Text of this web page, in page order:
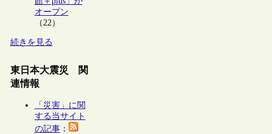
オープン
（22）
続きを見る
東日本大震災 関
連情報
「災害」に関
する当サイト
の記事：